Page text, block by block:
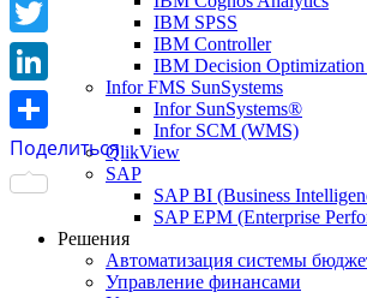
IBM SPSS
IBM Controller
IBM Decision
Infor FMS SunSystems
Infor SunSystems®
Infor SCM (WMS)
QlikView
SAP
SAP BI (Business
SAP EPM (Enterprise
Решения
Автоматизация системы
Управление финансами
Twitter
LinkedIn
Поделиться